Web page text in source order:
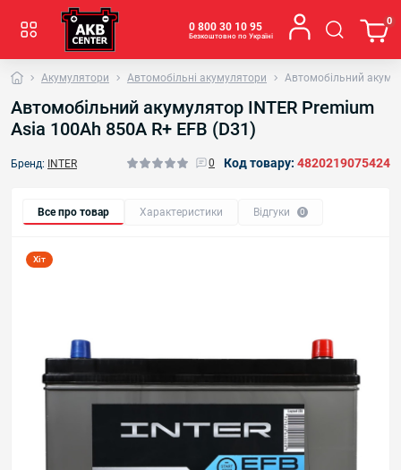
0 800 30 10 95
Безкоштовно по Україні
0
Акумулятори Автомобільні акумулятори Автомобільний
Автомобільний акумулятор INTER Premium
Asia 100Ah 850A R+ EFB (D31)
Бренд: INTER 0 Код товару: 4820219075424
Все про товар Характеристики Відгуки 0
Хіт